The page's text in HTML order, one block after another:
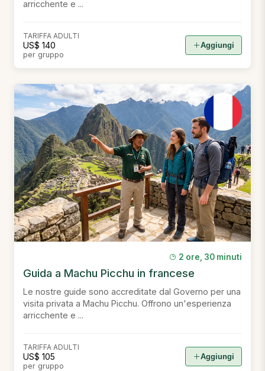
arricchente e ...
TARIFFA ADULTI
US$ 140
per gruppo
Aggiungi
2 ore, 30 minuti
Guida a Machu Picchu in francese
Le nostre guide sono accreditate dal Governo per una
visita privata a Machu Picchu. Offrono un'esperienza
arricchente e ...
TARIFFA ADULTI
US$ 105
per gruppo
Aggiungi